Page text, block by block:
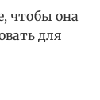
чтобы она
для